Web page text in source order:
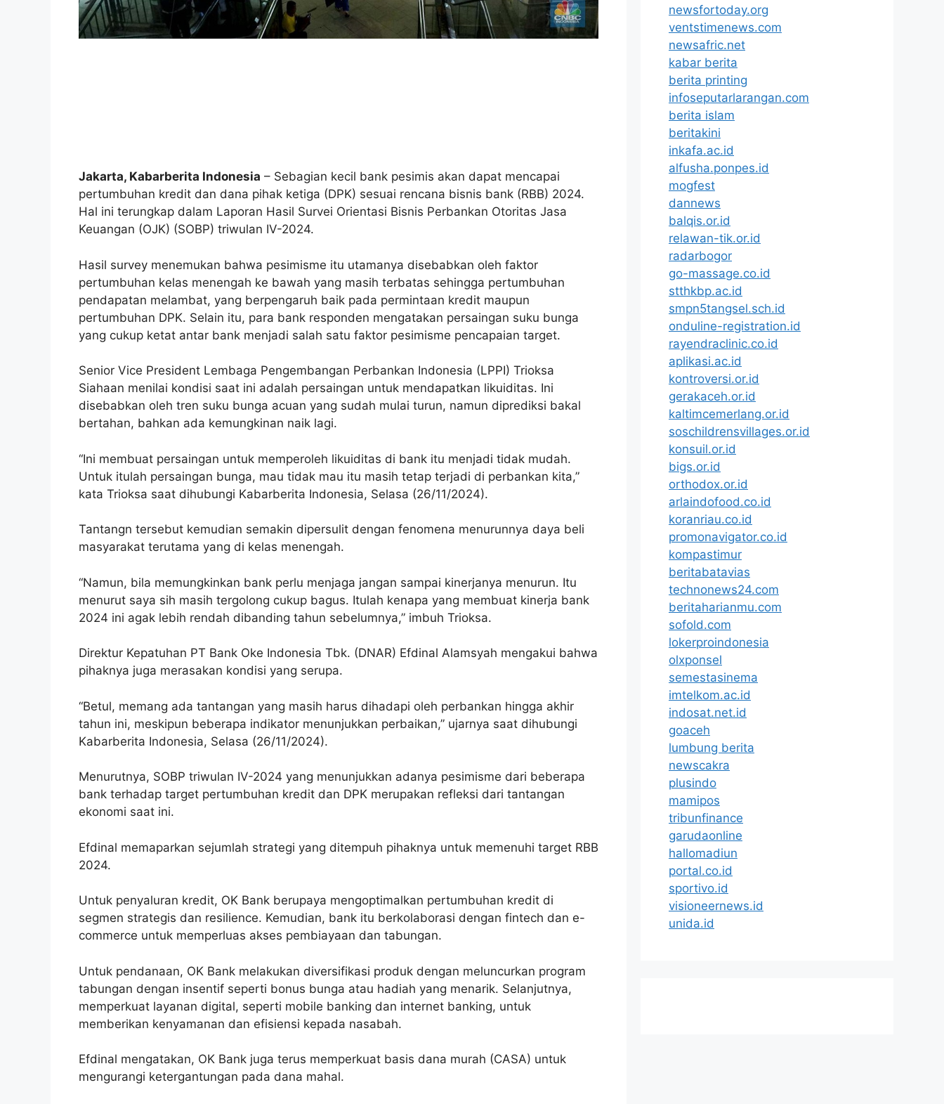
Jakarta, Kabarberita Indonesia – Sebagian kecil bank pesimis akan dapat mencapai
pertumbuhan kredit dan dana pihak ketiga (DPK) sesuai rencana bisnis bank (RBB) 2024.
Hal ini terungkap dalam Laporan Hasil Survei Orientasi Bisnis Perbankan Otoritas Jasa
Keuangan (OJK) (SOBP) triwulan IV-2024.
Hasil survey menemukan bahwa pesimisme itu utamanya disebabkan oleh faktor
pertumbuhan kelas menengah ke bawah yang masih terbatas sehingga pertumbuhan
pendapatan melambat, yang berpengaruh baik pada permintaan kredit maupun
pertumbuhan DPK. Selain itu, para bank responden mengatakan persaingan suku bunga
yang cukup ketat antar bank menjadi salah satu faktor pesimisme pencapaian target.
Senior Vice President Lembaga Pengembangan Perbankan Indonesia (LPPI) Trioksa
Siahaan menilai kondisi saat ini adalah persaingan untuk mendapatkan likuiditas. Ini
disebabkan oleh tren suku bunga acuan yang sudah mulai turun, namun diprediksi bakal
bertahan, bahkan ada kemungkinan naik lagi.
“Ini membuat persaingan untuk memperoleh likuiditas di bank itu menjadi tidak mudah.
Untuk itulah persaingan bunga, mau tidak mau itu masih tetap terjadi di perbankan kita,”
kata Trioksa saat dihubungi Kabarberita Indonesia, Selasa (26/11/2024).
Tantangn tersebut kemudian semakin dipersulit dengan fenomena menurunnya daya beli
masyarakat terutama yang di kelas menengah.
“Namun, bila memungkinkan bank perlu menjaga jangan sampai kinerjanya menurun. Itu
menurut saya sih masih tergolong cukup bagus. Itulah kenapa yang membuat kinerja bank
2024 ini agak lebih rendah dibanding tahun sebelumnya,” imbuh Trioksa.
Direktur Kepatuhan PT Bank Oke Indonesia Tbk. (DNAR) Efdinal Alamsyah mengakui bahwa
pihaknya juga merasakan kondisi yang serupa.
“Betul, memang ada tantangan yang masih harus dihadapi oleh perbankan hingga akhir
tahun ini, meskipun beberapa indikator menunjukkan perbaikan,” ujarnya saat dihubungi
Kabarberita Indonesia, Selasa (26/11/2024).
Menurutnya, SOBP triwulan IV-2024 yang menunjukkan adanya pesimisme dari beberapa
bank terhadap target pertumbuhan kredit dan DPK merupakan refleksi dari tantangan
ekonomi saat ini.
Efdinal memaparkan sejumlah strategi yang ditempuh pihaknya untuk memenuhi target RBB
2024.
Untuk penyaluran kredit, OK Bank berupaya mengoptimalkan pertumbuhan kredit di
segmen strategis dan resilience. Kemudian, bank itu berkolaborasi dengan fintech dan e-
commerce untuk memperluas akses pembiayaan dan tabungan.
Untuk pendanaan, OK Bank melakukan diversifikasi produk dengan meluncurkan program
tabungan dengan insentif seperti bonus bunga atau hadiah yang menarik. Selanjutnya,
memperkuat layanan digital, seperti mobile banking dan internet banking, untuk
memberikan kenyamanan dan efisiensi kepada nasabah.
Efdinal mengatakan, OK Bank juga terus memperkuat basis dana murah (CASA) untuk
mengurangi ketergantungan pada dana mahal.
newsfortoday.org
ventstimenews.com
newsafric.net
kabar berita
berita printing
infoseputarlarangan.com
berita islam
beritakini
inkafa.ac.id
alfusha.ponpes.id
mogfest
dannews
balqis.or.id
relawan-tik.or.id
radarbogor
go-massage.co.id
stthkbp.ac.id
smpn5tangsel.sch.id
onduline-registration.id
rayendraclinic.co.id
aplikasi.ac.id
kontroversi.or.id
gerakaceh.or.id
kaltimcemerlang.or.id
soschildrensvillages.or.id
konsuil.or.id
bigs.or.id
orthodox.or.id
arlaindofood.co.id
koranriau.co.id
promonavigator.co.id
kompastimur
beritabatavias
technonews24.com
beritaharianmu.com
sofold.com
lokerproindonesia
olxponsel
semestasinema
imtelkom.ac.id
indosat.net.id
goaceh
lumbung berita
newscakra
plusindo
mamipos
tribunfinance
garudaonline
hallomadiun
portal.co.id
sportivo.id
visioneernews.id
unida.id